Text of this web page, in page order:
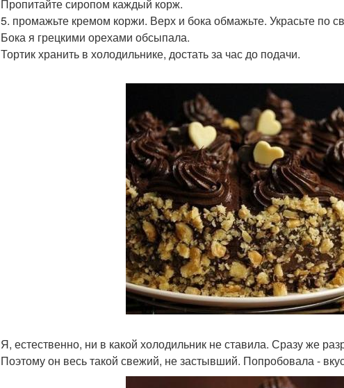
Пропитайте сиропом каждый корж.
5. промажьте кремом коржи. Верх и бока обмажьте. Украсьте по
Бока я грецкими орехами обсыпала.
Тортик хранить в холодильнике, достать за час до подачи.
Я, естественно, ни в какой холодильник не ставила. Сразу же
Поэтому он весь такой свежий, не застывший. Попробовала -